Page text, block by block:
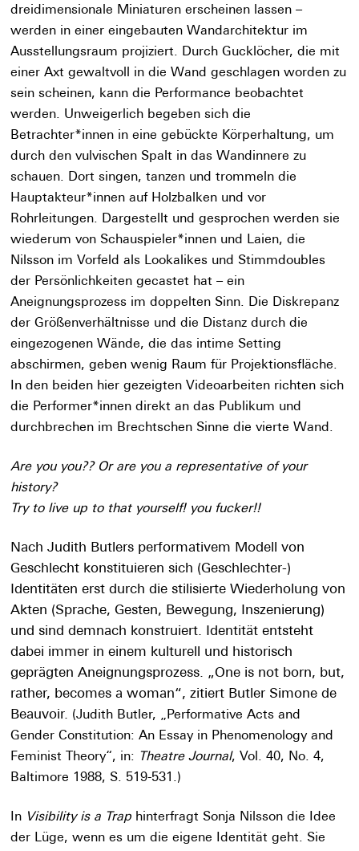
dreidimensionale Miniaturen erscheinen lassen –
werden in einer eingebauten Wandarchitektur im
Ausstellungsraum projiziert. Durch Gucklöcher, die mit
einer Axt gewaltvoll in die Wand geschlagen worden zu
sein scheinen, kann die Performance beobachtet
werden. Unweigerlich begeben sich die
Betrachter*innen in eine gebückte Körperhaltung, um
durch den vulvischen Spalt in das Wandinnere zu
schauen. Dort singen, tanzen und trommeln die
Hauptakteur*innen auf Holzbalken und vor
Rohrleitungen. Dargestellt und gesprochen werden sie
wiederum von Schauspieler*innen und Laien, die
Nilsson im Vorfeld als Lookalikes und Stimmdoubles
der Persönlichkeiten gecastet hat – ein
Aneignungsprozess im doppelten Sinn. Die Diskrepanz
der Größenverhältnisse und die Distanz durch die
eingezogenen Wände, die das intime Setting
abschirmen, geben wenig Raum für Projektionsfläche.
In den beiden hier gezeigten Videoarbeiten richten sich
die Performer*innen direkt an das Publikum und
durchbrechen im Brechtschen Sinne die vierte Wand.
Are you you?? Or are you a representative of your
history?
Try to live up to that yourself! you fucker!!
Nach Judith Butlers performativem Modell von
Geschlecht konstituieren sich (Geschlechter-)
Identitäten erst durch die stilisierte Wiederholung von
Akten (Sprache, Gesten, Bewegung, Inszenierung)
und sind demnach konstruiert. Identität entsteht
dabei immer in einem kulturell und historisch
geprägten Aneignungsprozess. „One is not born, but,
rather, becomes a woman“, zitiert Butler Simone de
Beauvoir. (Judith Butler, „Performative Acts and
Gender Constitution: An Essay in Phenomenology and
Feminist Theory“, in:
Theatre Journal, Vol. 40, No. 4,
Baltimore 1988, S. 519-531.)
In Visibility is a Trap hinterfragt Sonja Nilsson die Idee
der Lüge, wenn es um die eigene Identität geht. Sie